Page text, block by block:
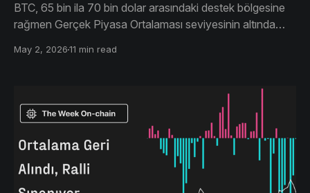
BTC, 65 bin ila 70 bin dolar arasındaki destek bölgesine
rağmen Gerçek Piyasa Ortalaması seviyesinin altında
istikrar kazanıyor, ancak talep zayıf. Yoğun kısa
May 2, 202611 min read